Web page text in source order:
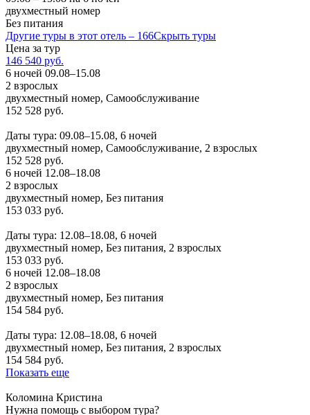
двухместный номер
Без питания
Другие туры в этот отель – 166Скрыть туры
Цена за тур
146 540 руб.
6 ночей 09.08–15.08
2 взрослых
двухместный номер, Самообслуживание
152 528 руб.
Даты тура: 09.08–15.08, 6 ночей
двухместный номер, Самообслуживание, 2 взрослых
152 528 руб.
6 ночей 12.08–18.08
2 взрослых
двухместный номер, Без питания
153 033 руб.
Даты тура: 12.08–18.08, 6 ночей
двухместный номер, Без питания, 2 взрослых
153 033 руб.
6 ночей 12.08–18.08
2 взрослых
двухместный номер, Без питания
154 584 руб.
Даты тура: 12.08–18.08, 6 ночей
двухместный номер, Без питания, 2 взрослых
154 584 руб.
Показать еще
Коломина Кристина
Нужна помощь с выбором тура?